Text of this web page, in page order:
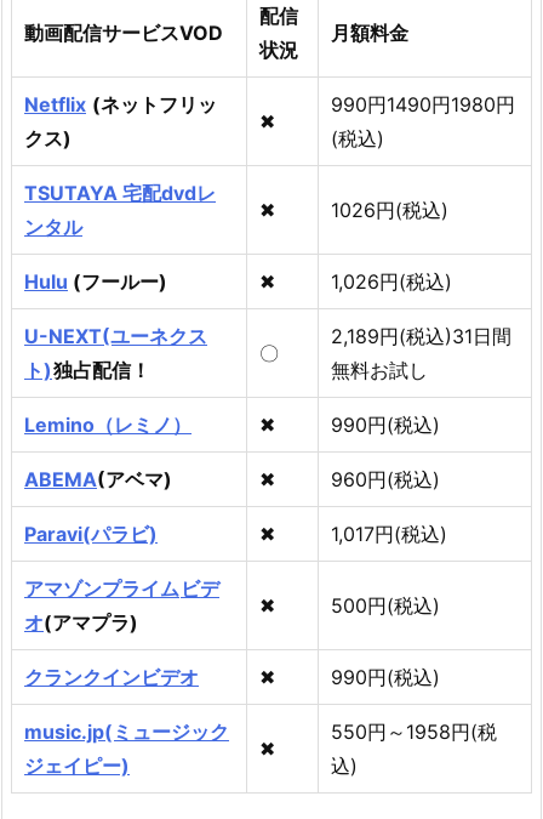
動画配信サービスVOD
配信
状況
月額料金
Netflix (ネットフリッ
クス)
✖
990円1490円1980円
(税込)
TSUTAYA 宅配dvdレ
ンタル
✖ 1026円(税込)
Hulu (フールー) ✖ 1,026円(税込)
U-NEXT(ユーネクス
ト)独占配信！
〇
2,189円(税込)31日間
無料お試し
Lemino（レミノ） ✖ 990円(税込)
ABEMA(アベマ) ✖ 960円(税込)
Paravi(パラビ) ✖ 1,017円(税込)
アマゾンプライム ビデ
オ(アマプラ)
✖ 500円(税込)
クランクインビデオ ✖ 990円(税込)
music.jp(ミュージック
ジェイピー)
✖
550円～1958円(税
込)